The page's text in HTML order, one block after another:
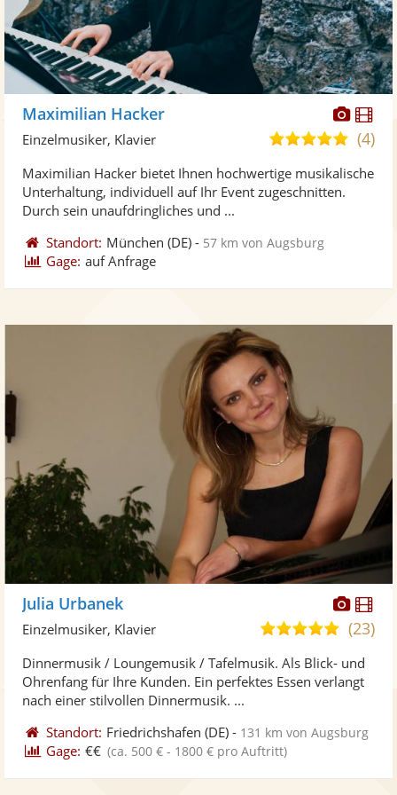
Fotos
Maximilian Hacker
5,0
5
(4)
Einzelmusiker, Klavier
Maximilian Hacker bietet Ihnen hochwertige musikalische
Unterhaltung, individuell auf Ihr Event zugeschnitten.
Durch sein unaufdringliches und ...
Standort: München (DE) - 57 km von Augsburg
Gage: auf Anfrage
Fotos
Julia Urbanek
5,0
5
Sternen
(23)
Einzelmusiker, Klavier
Dinnermusik / Loungemusik / Tafelmusik. Als Blick- und
Ohrenfang für Ihre Kunden. Ein perfektes Essen verlangt
nach einer stilvollen Dinnermusik. ...
Standort: Friedrichshafen (DE) - 131 km von Augsburg
Gage: €€ (ca. 500 € - 1800 € pro Auftritt)